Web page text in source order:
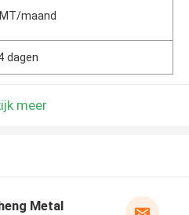
maand
dagen
meer
Metal